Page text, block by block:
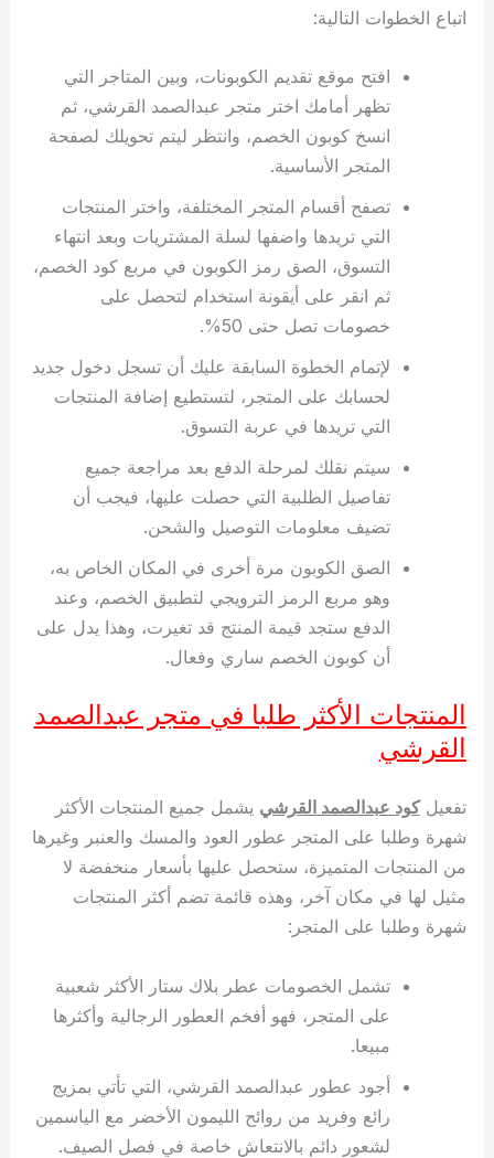
اتباع الخطوات التالية:
افتح موقع تقديم الكوبونات، وبين المتاجر التي
تظهر أمامك اختر متجر عبدالصمد القرشي، ثم
انسخ كوبون الخصم، وانتظر ليتم تحويلك لصفحة
المتجر الأساسية.
تصفح أقسام المتجر المختلفة، واختر المنتجات
التي تريدها واضفها لسلة المشتريات وبعد انتهاء
التسوق، الصق رمز الكوبون في مربع كود الخصم،
ثم انقر على أيقونة استخدام لتحصل على
خصومات تصل حتى 50%.
لإتمام الخطوة السابقة عليك أن تسجل دخول جديد
لحسابك على المتجر، لتستطيع إضافة المنتجات
التي تريدها في عربة التسوق.
سيتم نقلك لمرحلة الدفع بعد مراجعة جميع
تفاصيل الطلبية التي حصلت عليها، فيجب أن
تضيف معلومات التوصيل والشحن.
الصق الكوبون مرة أخرى في المكان الخاص به،
وهو مربع الرمز الترويجي لتطبيق الخصم، وعند
الدفع ستجد قيمة المنتج قد تغيرت، وهذا يدل على
أن كوبون الخصم ساري وفعال.
المنتجات الأكثر طلبا في متجر عبدالصمد
القرشي
تفعيلكود عبدالصمد القرشي يشمل جميع المنتجات الأكثر
شهرة وطلبا على المتجر عطور العود والمسك والعنبر وغيرها
من المنتجات المتميزة، ستحصل عليها بأسعار منخفضة لا
مثيل لها في مكان آخر، وهذه قائمة تضم أكثر المنتجات
شهرة وطلبا على المتجر:
تشمل الخصومات عطر بلاك ستار الأكثر شعبية
على المتجر، فهو أفخم العطور الرجالية وأكثرها
مبيعا.
أجود عطور عبدالصمد القرشي، التي تأتي بمزيج
رائع وفريد من روائح الليمون الأخضر مع الياسمين
لشعور دائم بالانتعاش خاصة في فصل الصيف.